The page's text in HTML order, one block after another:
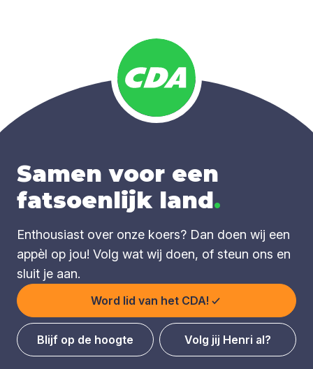
Samen voor een
fatsoenlijk land.
Enthousiast over onze koers? Dan doen wij een
appèl op jou! Volg wat wij doen, of steun ons en
sluit je aan.
Word lid van het CDA!
Blijf op de hoogte Volg jij Henri al?